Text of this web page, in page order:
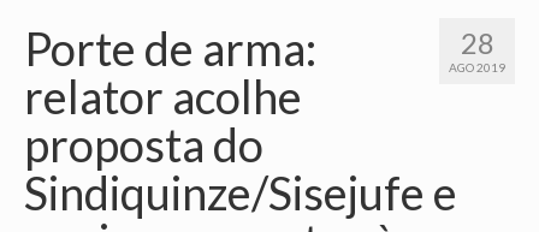
DIRETORIA EXECUTIVA
ESTATUTO
ATAS
LOCALIZAÇÃO
28
AGO 2019
Porte de arma:
relator acolhe
proposta do
Sindiquinze/Sisejufe e